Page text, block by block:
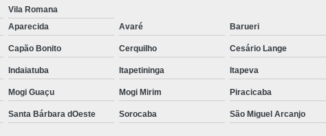
Tratamentos para
Tratamento contra
Tratamento para Insônia Crônica
Tratamento para Insônia em
Tratamento para Insônia Idoso
Vila Romana
Aparecida Avaré Barueri
Capão Bonito Cerquilho Cesário Lange
Indaiatuba Itapetininga Itapeva
Mogi Guaçu Mogi Mirim Piracicaba
Santa Bárbara dOeste Sorocaba São Miguel Arcanjo